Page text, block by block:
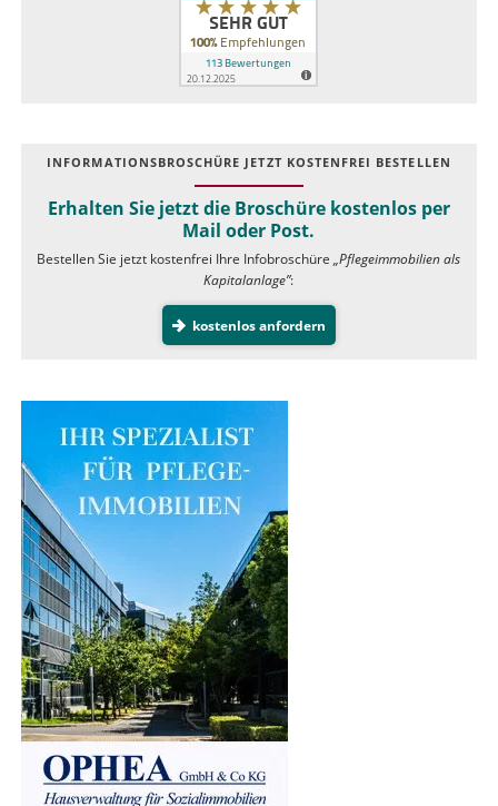
INFOR­MATIONS­BROSCHÜRE JETZT KOSTEN­FREI BESTELLEN
Erhalten Sie jetzt die Broschüre kostenlos per
Mail oder Post.
Bestellen Sie jetzt kostenfrei Ihre Infobroschüre„Pflegeimmobilien als
Kapitalanlage”:
kostenlos anfordern